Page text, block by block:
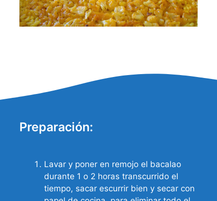
Preparación:
Lavar y poner en remojo el bacalao
durante 1 o 2 horas transcurrido el
tiempo, sacar escurrir bien y secar con